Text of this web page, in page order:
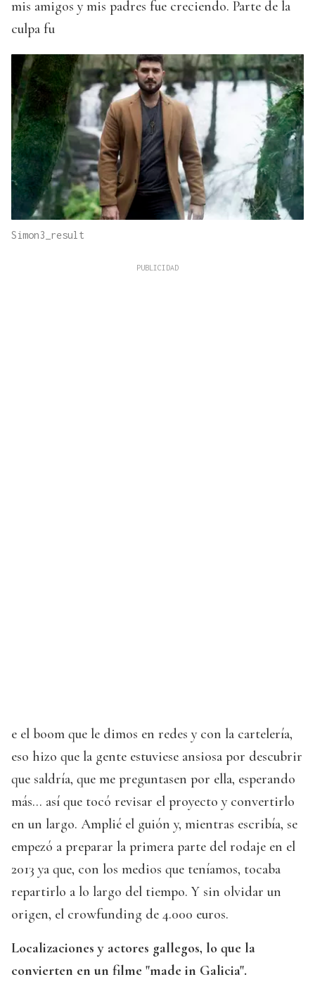
mis amigos y mis padres fue creciendo. Parte de la
culpa fu
Simon3_result
e el boom que le dimos en redes y con la cartelería,
eso hizo que la gente estuviese ansiosa por descubrir
que saldría, que me preguntasen por ella, esperando
más... así que tocó revisar el proyecto y convertirlo
en un largo. Amplié el guión y, mientras escribía, se
empezó a preparar la primera parte del rodaje en el
2013 ya que, con los medios que teníamos, tocaba
repartirlo a lo largo del tiempo. Y sin olvidar un
origen, el crowfunding de 4.000 euros.
Localizaciones y actores gallegos, lo que la
convierten en un filme "made in Galicia".